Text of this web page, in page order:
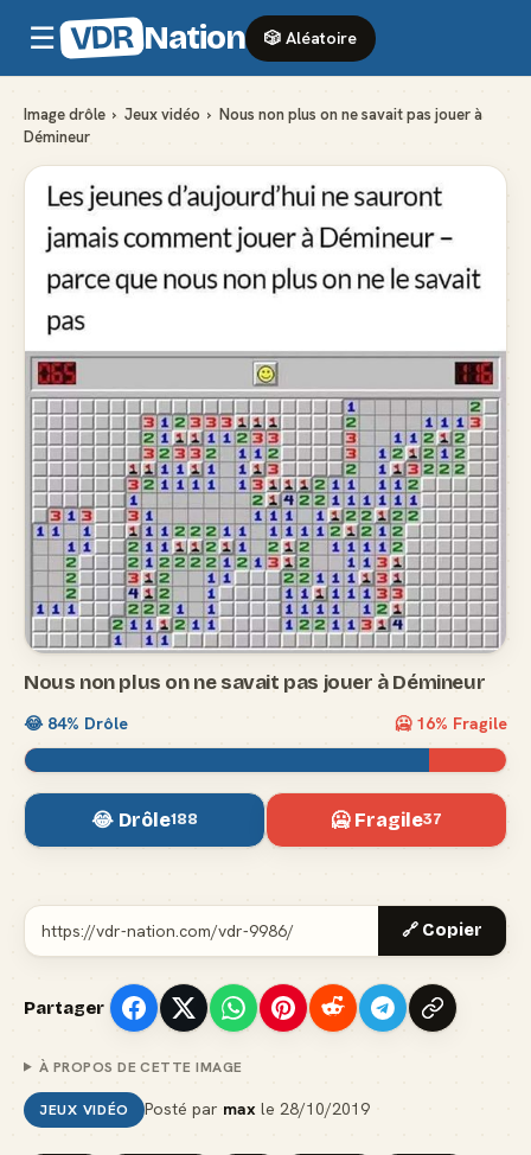
☰ VDR Nation 🎲 Aléatoire
Image drôle › Jeux vidéo › Nous non plus on ne savait pas jouer à
Démineur
Nous non plus on ne savait pas jouer à Démineur
😂 84% Drôle 🥶 16% Fragile
😂 Drôle188 🥶 Fragile37
🔗 Copier
Partager
À PROPOS DE CETTE IMAGE
JEUX VIDÉO Posté par max le 28/10/2019